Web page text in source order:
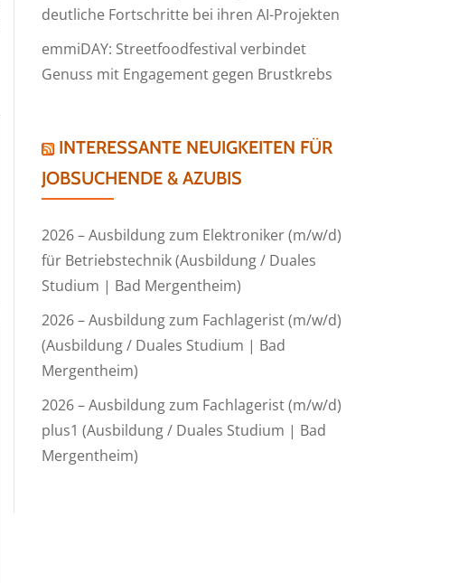
deutliche Fortschritte bei ihren AI-Projekten
emmiDAY: Streetfoodfestival verbindet
Genuss mit Engagement gegen Brustkrebs
INTERESSANTE NEUIGKEITEN FÜR
JOBSUCHENDE & AZUBIS
2026 – Ausbildung zum Elektroniker (m/w/d)
für Betriebstechnik (Ausbildung / Duales
Studium | Bad Mergentheim)
2026 – Ausbildung zum Fachlagerist (m/w/d)
(Ausbildung / Duales Studium | Bad
Mergentheim)
2026 – Ausbildung zum Fachlagerist (m/w/d)
plus1 (Ausbildung / Duales Studium | Bad
Mergentheim)